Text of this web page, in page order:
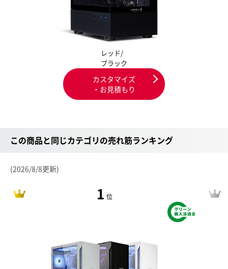
レッド/
ブラック
カスタマイズ
・お見積もり
この商品と同じカテゴリの売れ筋ランキング
(2026/8/8更新)
1 位